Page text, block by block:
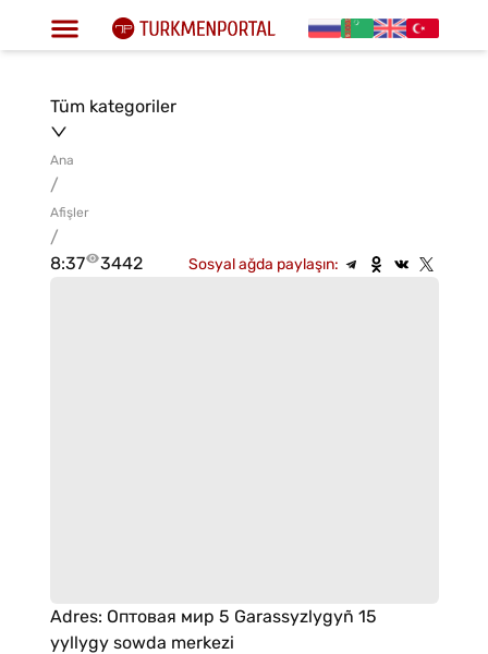
Tüm kategoriler
Ana
/
Afişler
/
8:37
3442 Sosyal ağda paylaşın:
Adres: Оптовая мир 5 Garassyzlygyñ 15
yyllygy sowda merkezi